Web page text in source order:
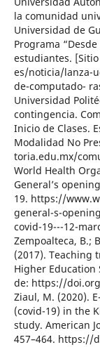
la comunidad
Universidad de
Programa
estudiantes.
es/noticia/lanza-
de-computado-
Universidad
contingencia.
Inicio de Clases.
Modalidad No
toria.edu.mx/
World Health
General’s
19. https://
general-s-
covid-19---12-
Zempoalteca, B.;
(2017). Teaching
Higher Education
de: https://
Ziaul, M. (2020).
(covid-19) in the
study. American
457–464. https://